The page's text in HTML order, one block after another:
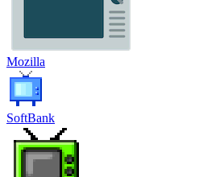
Mozilla
SoftBank